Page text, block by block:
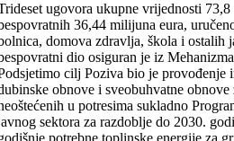
ugovora ukupne vrijednosti
36,44 milijuna eura,
domova zdravlja, škola i ostalih
dio osiguran je iz
cilj Poziva bio je provođenje
obnove i sveobuhvatne obnove
u potresima sukladno
sektora za razdoblje do 2030.
potrebne toplinske energije za